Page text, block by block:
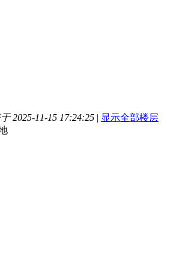
2025-11-15 17:24:25 | 显示全部楼层